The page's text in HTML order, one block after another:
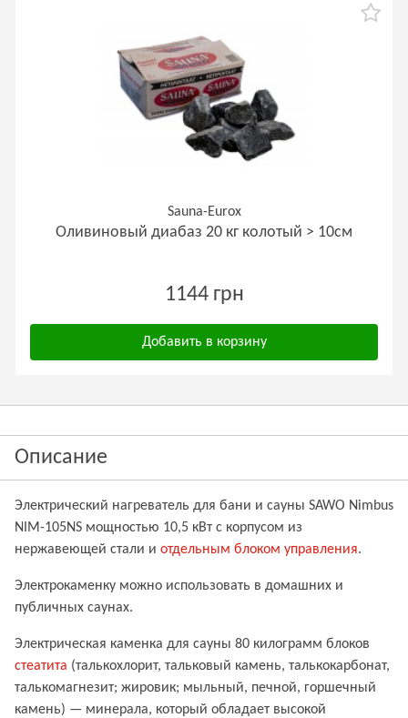
Sauna-Eurox
Оливиновый диабаз 20 кг колотый > 10см
1144 грн
Добавить в корзину
Описание
Электрический нагреватель для бани и сауны SAWO Nimbus
NIM-105NS мощностью 10,5 кВт с корпусом из
нержавеющей стали и отдельным блоком управления.
Электрокаменку можно использовать в домашних и
публичных саунах.
Электрическая каменка для сауны 80 килограмм блоков
стеатита (талькохлорит, тальковый камень, талькокарбонат,
талькомагнезит; жировик; мыльный, печной, горшечный
камень) — минерала, который обладает высокой